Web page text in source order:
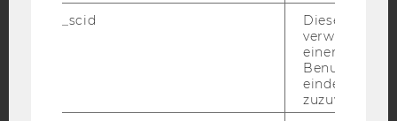
BARRIEREFREIHEITSERKLÄRUNG WEBSEITE
DATENSCHUTZERKLÄRUNG SOCIAL MEDIA
STUDIENBEWERBER*INNEN UND STUDIERENDE
_scid
Dieses
verwendet,
einem/einer
Benutzer*in
eindeutige ID
zuzuweisen